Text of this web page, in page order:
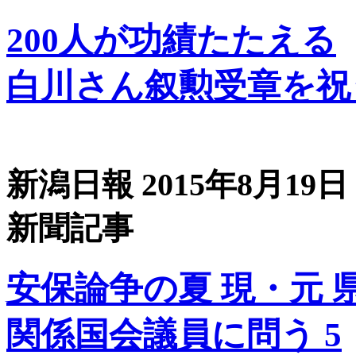
200人が功績たたえる
白川さん叙勲受章を
新潟日報 2015年8月19日
新聞記事
安保論争の夏 現・元
関係国会議員に問う 5